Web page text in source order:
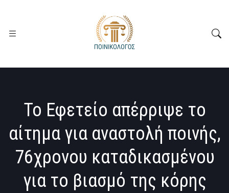
Το Εφετείο απέρριψε το
αίτημα για αναστολή ποινής,
76χρονου καταδικασμένου
για το βιασμό της κόρης